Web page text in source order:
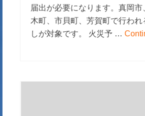
届出が必要になります。真岡
木町、市貝町、芳賀町で行われ
しが対象です。 火災予 …